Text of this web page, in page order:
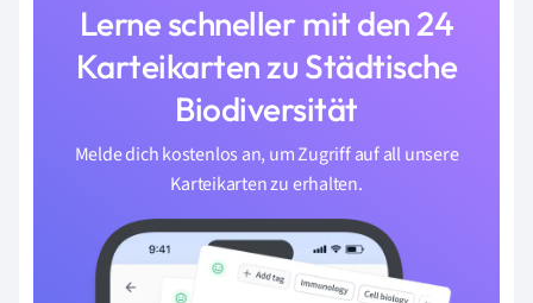
Lerne schneller mit den 24
Karteikarten zu Städtische
Biodiversität
Melde dich kostenlos an, um Zugriff auf all unsere
Karteikarten zu erhalten.